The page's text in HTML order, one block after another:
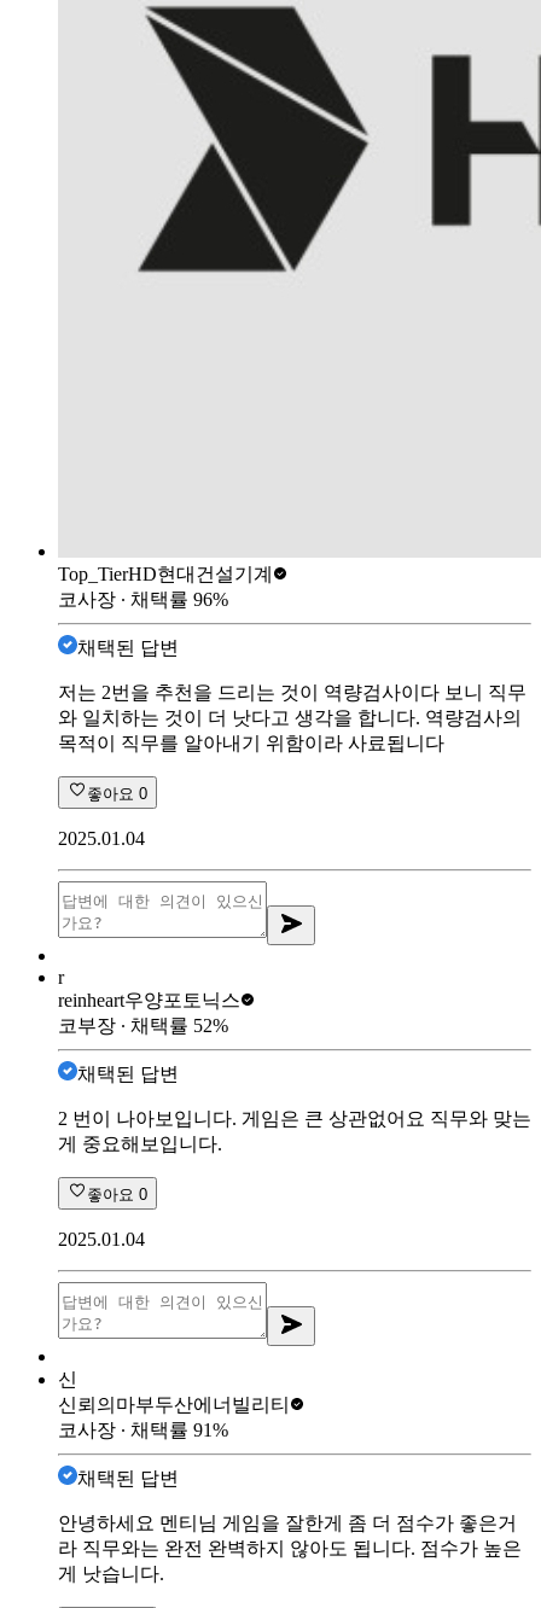
Top_TierHD현대건설기계
코사장 ∙ 채택률 96%
채택된 답변
저는 2번을 추천을 드리는 것이 역량검사이다 보니 직무
와 일치하는 것이 더 낫다고 생각을 합니다. 역량검사의
목적이 직무를 알아내기 위함이라 사료됩니다
좋아요 0
2025.01.04
r
reinheart우양포토닉스
코부장 ∙ 채택률 52%
채택된 답변
2 번이 나아보입니다. 게임은 큰 상관없어요 직무와 맞는
게 중요해보입니다.
좋아요 0
2025.01.04
신
신뢰의마부두산에너빌리티
코사장 ∙ 채택률 91%
채택된 답변
안녕하세요 멘티님 게임을 잘한게 좀 더 점수가 좋은거
라 직무와는 완전 완벽하지 않아도 됩니다. 점수가 높은
게 낫습니다.